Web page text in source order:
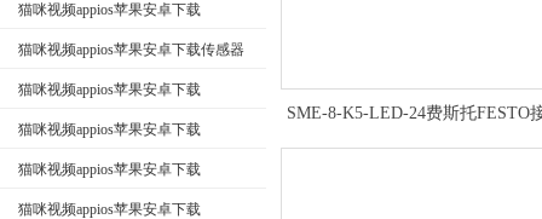
猫咪视频appios苹果安卓下载
AVENTICS换向阀
猫咪视频appios苹果安卓下载传感器
猫咪视频appios苹果安卓下载
AVENTICS电磁阀
猫咪视频appios苹果安卓下载
AVENTICS气缸
猫咪视频appios苹果安卓下载
AVENTICS接头
猫咪视频appios苹果安卓下载
SME-8-K5-LED-24费斯托FESTO